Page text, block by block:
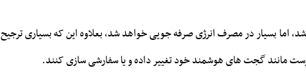
اما بسیار در مصرف انرژی صرفه جویی خواهد شد، بعلاوه این که بسیاری ترجیح
مانند گجت های هوشمند خود تغییر داده و یا سفارشی سازی کنند.